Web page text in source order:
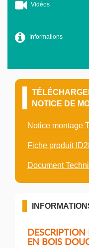
Vidéos
Informations
NOTICE DE
Notice montage
Fiche produit
Document
DESCRIPTION
EN BOIS